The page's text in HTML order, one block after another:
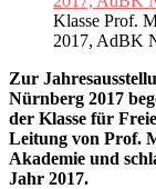
Klasse Prof.
2017, AdBK
Zur
Nürnberg 2017
der Klasse für
Leitung von Prof.
Akademie und
Jahr 2017.